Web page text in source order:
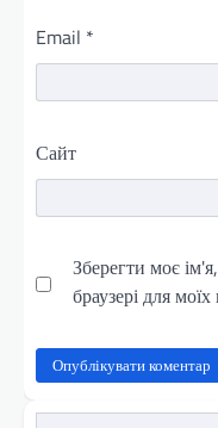
Email *
Сайт
Зберегти моє
браузері для